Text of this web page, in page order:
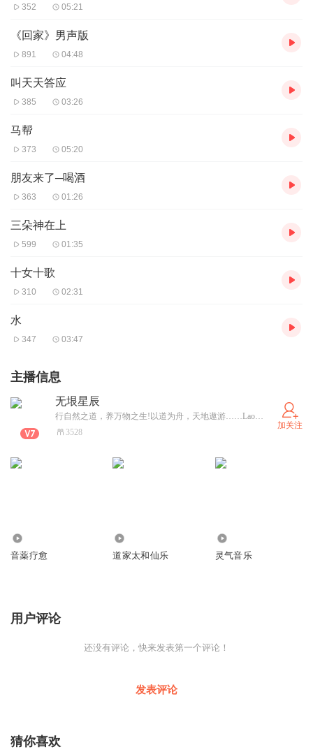
352 05:21
《回家》男声版
891 04:48
叫天天答应
385 03:26
马帮
373 05:20
朋友来了─喝酒
363 01:26
三朵神在上
599 01:35
十女十歌
310 02:31
水
347 03:47
主播信息
无垠星辰
行自然之道，养万物之生!以道为舟，天地遨游……LaotzuHealth
3528
加关注
音薬疗愈 道家太和仙乐 灵气音乐
用户评论
还没有评论，快来发表第一个评论！
发表评论
猜你喜欢